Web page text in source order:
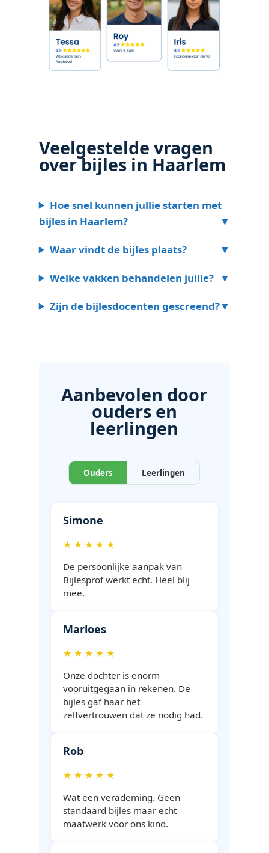
Veelgestelde vragen
over bijles in Haarlem
Hoe snel kunnen jullie starten met
bijles in Haarlem?
Waar vindt de bijles plaats?
Welke vakken behandelen jullie?
Zijn de bijlesdocenten gescreend?
Aanbevolen door
ouders en
leerlingen
Ouders Leerlingen
Simone
★ ★ ★ ★ ★
De persoonlijke aanpak van
Bijlesprof werkt echt. Heel blij
mee.
Marloes
★ ★ ★ ★ ★
Onze dochter is enorm
vooruitgegaan in rekenen. De
bijles gaf haar het
zelfvertrouwen dat ze nodig had.
Rob
★ ★ ★ ★ ★
Wat een verademing. Geen
standaard bijles maar echt
maatwerk voor ons kind.